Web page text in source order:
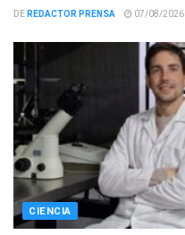
DEREDACTOR PRENSA 07/08/2026
CIENCIA